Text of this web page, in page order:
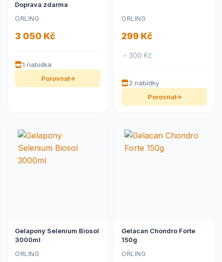
Doprava zdarma
ORLING
3 050 Kč
1 nabídka
Porovnat
ORLING
299 Kč
– 300 Kč
2 nabídky
Porovnat
Gelapony Selenium Biosol
3000ml
ORLING
Gelacan Chondro Forte
150g
ORLING